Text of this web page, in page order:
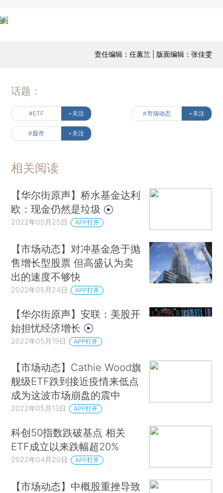
责任编辑：任蕙兰 | 版面编辑：张佳雯
话题：
#ETF +关注 #市场动态 +关注
#股市 +关注
相关阅读
【华尔街原声】桥水基金达利
欧：现金仍然是垃圾
2022年05月25日 APP打开
【市场动态】对冲基金急于抛
售增长型股票 但高盛认为卖
出的速度不够快
2022年05月24日 APP打开
【华尔街原声】安联：美股开
始担忧经济增长
2022年05月19日 APP打开
【市场动态】Cathie Wood旗
舰级ETF跌到接近疫情来低点
成为这波市场崩盘的震中
2022年05月13日 APP打开
科创50指数跌破基点 相关
ETF成立以来跌幅超20%
2022年04月20日 APP打开
【市场动态】中概股重挫导致